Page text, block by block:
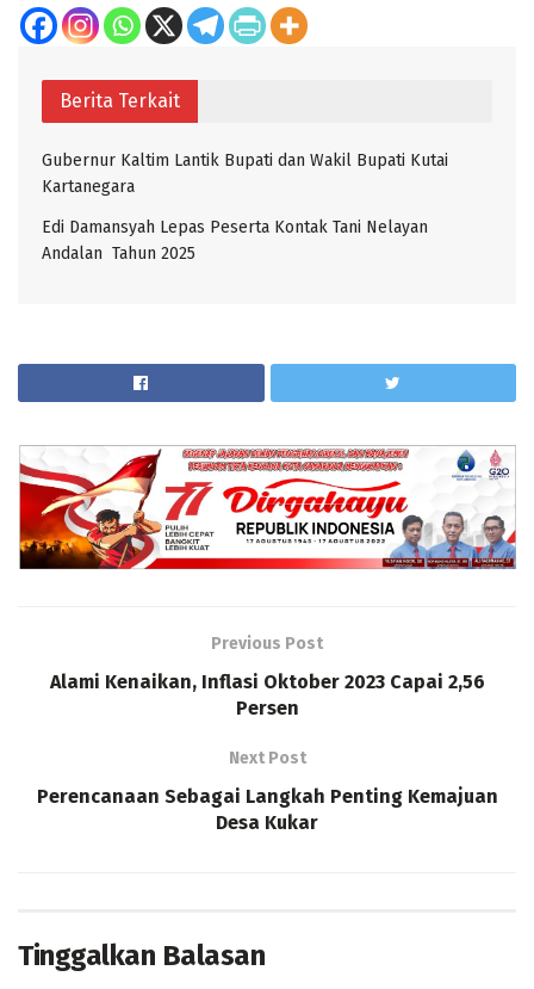
Berita Terkait
Gubernur Kaltim Lantik Bupati dan Wakil Bupati Kutai
Kartanegara
Edi Damansyah Lepas Peserta Kontak Tani Nelayan
Andalan Tahun 2025
Previous Post
Alami Kenaikan, Inflasi Oktober 2023 Capai 2,56
Persen
Next Post
Perencanaan Sebagai Langkah Penting Kemajuan
Desa Kukar
Tinggalkan Balasan